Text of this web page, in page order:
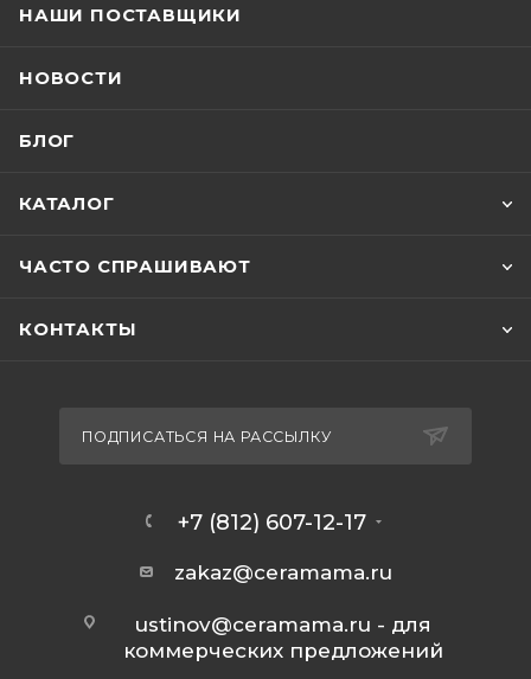
НАШИ ПОСТАВЩИКИ
НОВОСТИ
БЛОГ
КАТАЛОГ
ЧАСТО СПРАШИВАЮТ
КОНТАКТЫ
ПОДПИСАТЬСЯ НА РАССЫЛКУ
+7 (812) 607-12-17
zakaz@ceramama.ru
ustinov@ceramama.ru - для
коммерческих предложений